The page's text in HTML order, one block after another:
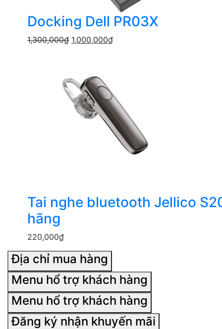
Docking Dell PR03X
1,300,000₫ 1,000,000₫
Tai nghe bluetooth Jellico
hãng
220,000₫
Địa chỉ mua hàng
Menu hổ trợ khách hàng
Menu hổ trợ khách hàng
Đăng ký nhận khuyến mãi